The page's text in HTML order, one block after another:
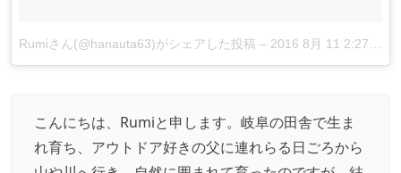
Rumiさん(@hanauta63)がシェアした投稿 – 2016 8月 11 2:27午前 PDT
こんにちは、Rumiと申します。岐阜の田舎で生ま
れ育ち、アウトドア好きの父に連れらる日ごろから